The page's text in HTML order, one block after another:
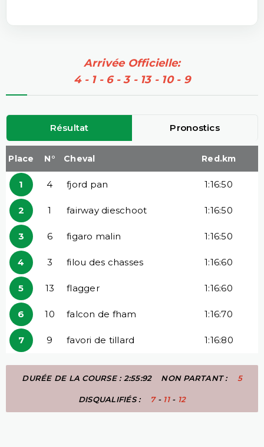
Arrivée Officielle:
4 - 1 - 6 - 3 - 13 - 10 - 9
Résultat Pronostics
Place N° Cheval Red.km
1 4 fjord pan 1:16:50
2 1 fairway dieschoot 1:16:50
3 6 figaro malin 1:16:50
4 3 filou des chasses 1:16:60
5 13 flagger 1:16:60
6 10 falcon de fham 1:16:70
7 9 favori de tillard 1:16:80
DURÉE DE LA COURSE : 2:55:92 NON PARTANT : 5
DISQUALIFIÉS : 7- 11- 12